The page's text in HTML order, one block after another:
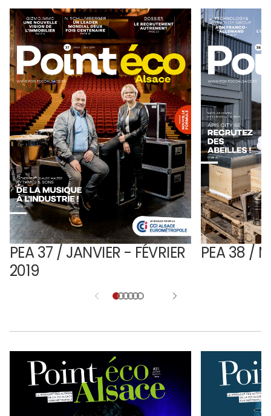
PEA 37 / JANVIER - FÉVRIER
2019
PEA 38 /